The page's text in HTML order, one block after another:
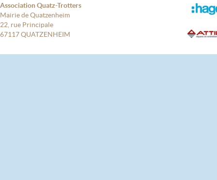
Association Quatz-Trotters
Mairie de Quatzenheim
22, rue Principale
67117 QUATZENHEIM